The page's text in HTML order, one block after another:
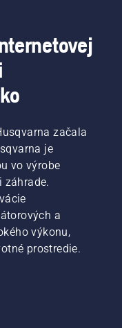
začala
je
vo výrobe
záhrade.
a
výkonu,
prostredie.